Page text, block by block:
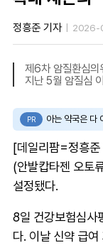
정흥준 기자 2026-
제6차 암질환심의
지난 5월 암질심
PR 아는 약국은 다
[데일리팜=정흥
(안발캅타젠 오토
설정됐다.
8일 건강보험심사
다. 이날 신약 급